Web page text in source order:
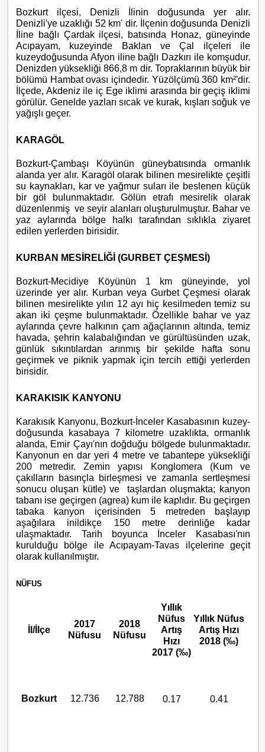
Bozkurt ilçesi, Denizli İlinin doğusunda yer alır.
Denizli'ye uzaklığı 52 km' dir. İlçenin doğusunda Denizli
İline bağlı Çardak ilçesi, batısında Honaz, güneyinde
Acıpayam, kuzeyinde Baklan ve Çal ilçeleri ile
kuzeydoğusunda Afyon iline bağlı Dazkırı ile komşudur.
Denizden yüksekliği 866,8 m dir. Topraklarının büyük bir
bölümü Hambat ovası içindedir. Yüzölçümü 360 km²'dir.
İlçede, Akdeniz ile iç Ege iklimi arasında bir geçiş iklimi
görülür. Genelde yazları sıcak ve kurak, kışları soğuk ve
yağışlı geçer.
KARAGÖL
Bozkurt-Çambaşı Köyünün güneybatısında ormanlık
alanda yer alır. Karagöl olarak bilinen mesirelikte çeşitli
su kaynakları, kar ve yağmur suları ile beslenen küçük
bir göl bulunmaktadır. Gölün etrafı mesirelik olarak
düzenlenmiş ve seyir alanları oluşturulmuştur. Bahar ve
yaz aylarında bölge halkı tarafından sıklıkla ziyaret
edilen yerlerden birisidir.
KURBAN MESİRELİĞİ (GURBET ÇEŞMESİ)
Bozkurt-Mecidiye Köyünün 1 km güneyinde, yol
üzerinde yer alır. Kurban veya Gurbet Çeşmesi olarak
bilinen mesirelikte yılın 12 ayı hiç kesilmeden temiz su
akan iki çeşme bulunmaktadır. Özellikle bahar ve yaz
aylarında çevre halkının çam ağaçlarının altında, temiz
havada, şehrin kalabalığından ve gürültüsünden uzak,
günlük sıkıntılardan arınmış bir şekilde hafta sonu
geçirmek ve piknik yapmak için tercih ettiği yerlerden
birisidir.
KARAKISIK KANYONU
Karakısık Kanyonu, Bozkurt-İnceler Kasabasının kuzey-
doğusunda kasabaya 7 kilometre uzaklıkta, ormanlık
alanda, Emir Çayı'nın doğduğu bölgede bulunmaktadır.
Kanyonun en dar yeri 4 metre ve tabantepe yüksekliği
200 metredir. Zemin yapısı Konglomera (Kum ve
çakılların basınçla birleşmesi ve zamanla sertleşmesi
sonucu oluşan kütle) ve taşlardan oluşmakta; kanyon
tabanı ise geçirgen (agrea) kum ile kaplıdır. Bu geçirgen
tabaka kanyon içerisinden 5 metreden başlayıp
aşağılara inildikçe 150 metre derinliğe kadar
ulaşmaktadır. Tarih boyunca İnceler Kasabası'nın
kurulduğu bölge ile Acıpayam-Tavas ilçelerine geçit
olarak kullanılmıştır.
NÜFUS
İl/İlçe
2017
Nüfusu
2018
Nüfusu
Yıllık
Nüfus
Artış
Hızı
2017 (‰)
Yıllık Nüfus
Artış Hızı
2018 (‰)
Bozkurt 12.736 12.788 0.17 0.41